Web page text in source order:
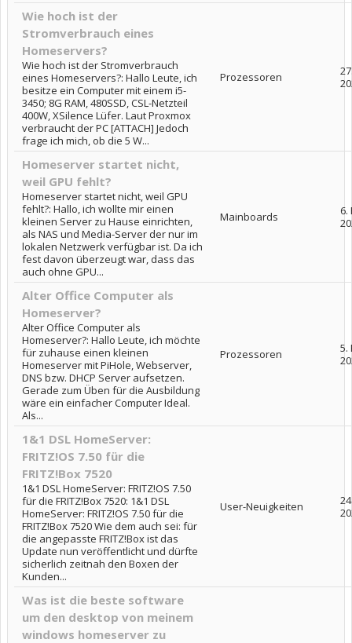
Wie hoch ist der
Stromverbrauch eines
Homeservers?
Wie hoch ist der Stromverbrauch
eines Homeservers?: Hallo Leute, ich
besitze ein Computer mit einem i5-
3450; 8G RAM, 480SSD, CSL-Netzteil
400W, XSilence Lüfer. Laut Proxmox
verbraucht der PC [ATTACH] Jedoch
frage ich mich, ob die 5 W...
Prozessoren
Homeserver startet nicht,
weil GPU fehlt?
Homeserver startet nicht, weil GPU
fehlt?: Hallo, ich wollte mir einen
kleinen Server zu Hause einrichten,
als NAS und Media-Server der nur im
lokalen Netzwerk verfügbar ist. Da ich
fest davon überzeugt war, dass das
auch ohne GPU...
Mainboards
6.
Alter Office Computer als
Homeserver?
Alter Office Computer als
Homeserver?: Hallo Leute, ich möchte
für zuhause einen kleinen
Homeserver mit PiHole, Webserver,
DNS bzw. DHCP Server aufsetzen.
Gerade zum Üben für die Ausbildung
wäre ein einfacher Computer Ideal.
Als...
Prozessoren
5.
1&1 DSL HomeServer:
FRITZ!OS 7.50 für die
FRITZ!Box 7520
1&1 DSL HomeServer: FRITZ!OS 7.50
für die FRITZ!Box 7520: 1&1 DSL
HomeServer: FRITZ!OS 7.50 für die
FRITZ!Box 7520 Wie dem auch sei: für
die angepasste FRITZ!Box ist das
Update nun veröffentlicht und dürfte
sicherlich zeitnah den Boxen der
Kunden...
User-Neuigkeiten
Was ist die beste software
um den desktop von meinem
windows homeserver zu